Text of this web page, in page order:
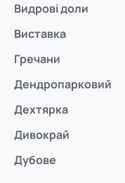
Видрові доли
Виставка
Гречани
Дендропарковий
Дехтярка
Дивокрай
Дубове